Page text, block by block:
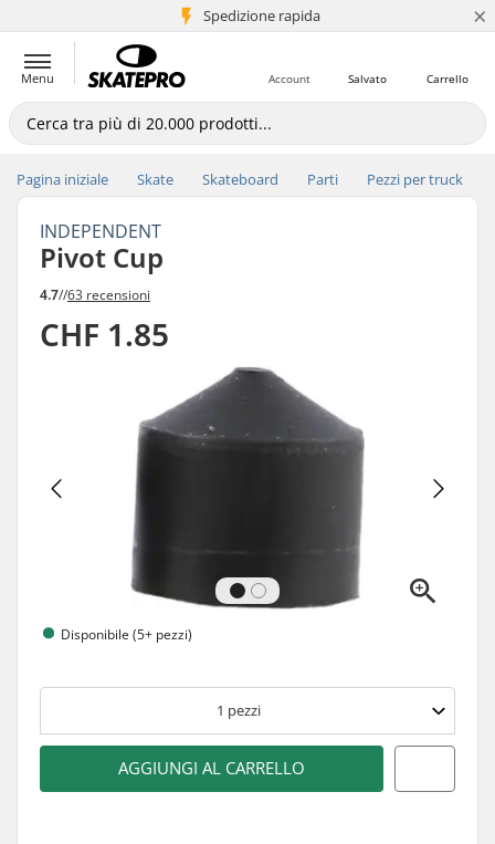
Spedizione rapida
+5 mln di clienti ×
Menu Carrello
Salvato
Account
Pagina iniziale Skate Skateboard Parti Pezzi per truck
INDEPENDENT
Pivot Cup
4.7//63 recensioni
CHF 1.85
Disponibile (5+ pezzi)
1 pezzi
AGGIUNGI AL CARRELLO